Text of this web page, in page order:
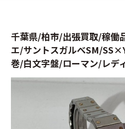
千葉県/柏市/出張買取/稼
エ/サントスガルべSM/
巻/白文字盤/ローマン/レデ